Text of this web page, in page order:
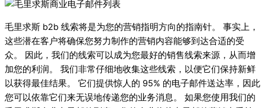
毛里求斯 b2b 线索将是为您的营销指明方向的指南针。 事实上，
这些潜在客户将确保您努力制作的营销内容能够到达合适的受
众。 因此，我们的线索可以成为您最好的销售线索来源，从而增
加您的利润。 我们非常仔细地收集这些线索，以便它们保持新鲜
以获得最佳结果。 它们提供惊人的 95% 的电子邮件送达率，因此
您可以依靠它们来无误地传递您的业务消息。 如果您使用我们的